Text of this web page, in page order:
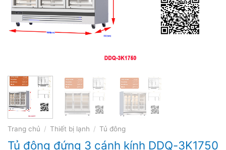
Trang chủ / Thiết bị lạnh / Tủ đông
Tủ đông đứng 3 cánh kính DDQ-3K1750